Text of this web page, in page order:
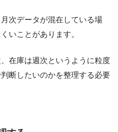
次データが混在している場
いことがあります。
在庫は週次というように粒度
断したいのかを整理する必要